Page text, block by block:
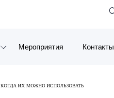
Мероприятия Контакты
ИХ МОЖНО ИСПОЛЬЗОВАТЬ